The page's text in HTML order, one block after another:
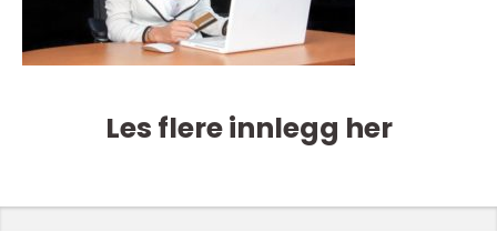
Les flere innlegg her